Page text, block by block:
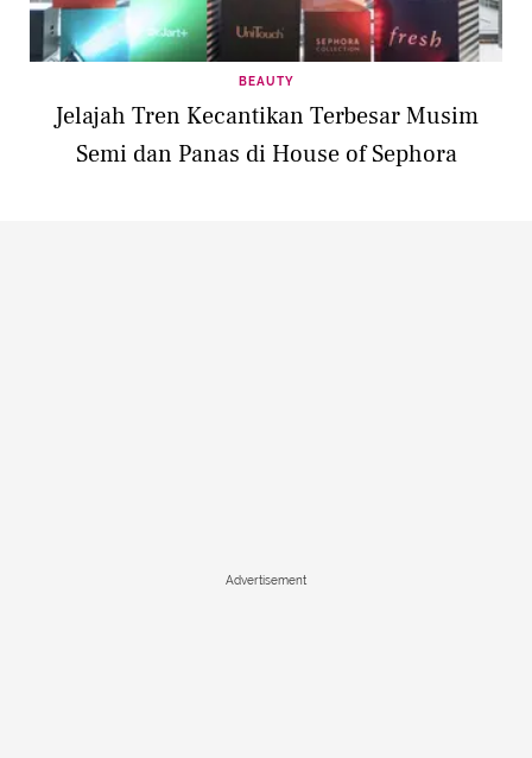
BEAUTY
Jelajah Tren Kecantikan Terbesar Musim
Semi dan Panas di House of Sephora
Advertisement